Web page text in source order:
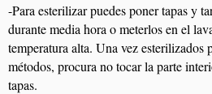
-Para esterilizar puedes poner tapas y
durante media hora o meterlos en el
temperatura alta. Una vez esterilizados
métodos, procura no tocar la parte
tapas.